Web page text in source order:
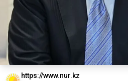
https://www.nur.kz